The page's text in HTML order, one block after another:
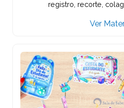
registro, recorte,
Ver